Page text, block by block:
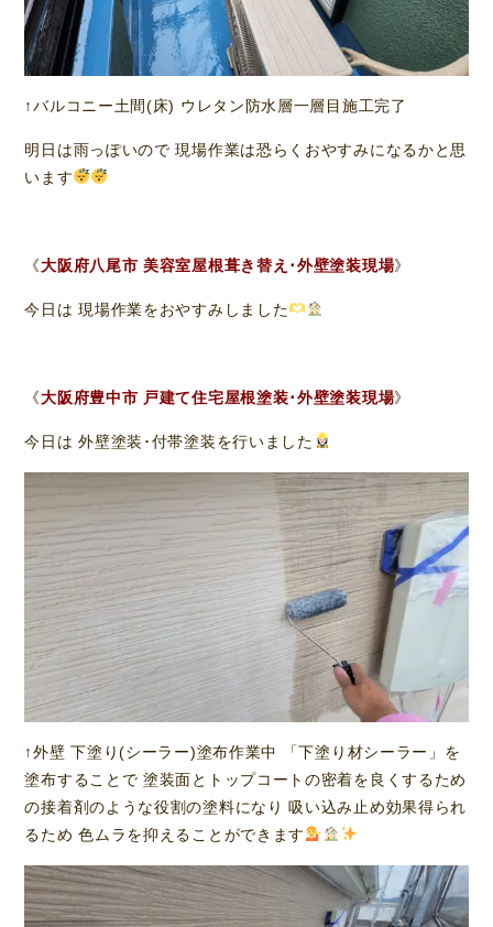
↑バルコニー土間(床) ウレタン防水層一層目施工完了
明日は雨っぽいので 現場作業は恐らくおやすみになるかと思
います
《大阪府八尾市 美容室屋根葺き替え･外壁塗装現場》
今日は 現場作業をおやすみしました
《大阪府豊中市 戸建て住宅屋根塗装･外壁塗装現場》
今日は 外壁塗装･付帯塗装を行いました
↑外壁 下塗り(シーラー)塗布作業中 「下塗り材シーラー」を
塗布することで 塗装面とトップコートの密着を良くするため
の接着剤のような役割の塗料になり 吸い込み止め効果得られ
るため 色ムラを抑えることができます